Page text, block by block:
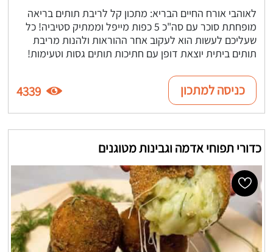
לאוהבי אורח החיים הבריא: מתכון קל לריבת תותים בריאה
מופחתת סוכר עם סה"כ 5 כפות מייפל וממתיק סטיביה! כל
שעליכם לעשות הוא לעקוב אחר ההוראות ולהנות מריבת
תותים ביתית יוצאת דופן עם חתיכות תותים גסות וטעימות!
כניסה למתכון 4339
כדורי תפוחי אדמה וגבינות מטוגנים